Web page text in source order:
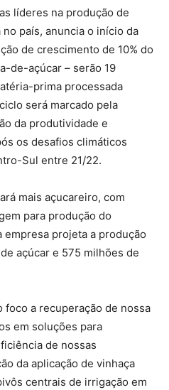
líderes na produção de
país, anuncia o início da
de crescimento de 10% do
de-açúcar – serão 19
prima processada
será marcado pela
da produtividade e
os desafios climáticos
Sul entre 21/22.
mais açucareiro, com
para produção do
empresa projeta a produção
açúcar e 575 milhões de
foco a recuperação de nossa
em soluções para
de nossas
da aplicação de vinhaça
centrais de irrigação em